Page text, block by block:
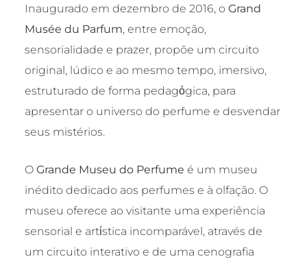
Inaugurado em dezembro de 2016, o Grand
Musée du Parfum, entre emoção,
sensorialidade e prazer, propõe um circuito
original, lúdico e ao mesmo tempo, imersivo,
estruturado de forma pedagόgica, para
apresentar o universo do perfume e desvendar
seus mistérios.
O Grande Museu do Perfume é um museu
inédito dedicado aos perfumes e à olfação. O
museu oferece ao visitante uma experiência
sensorial e artίstica incomparável, através de
um circuito interativo e de uma cenografia